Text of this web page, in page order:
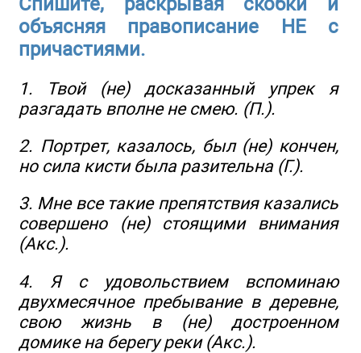
объясняя правописание НЕ с
причастиями.
1. Твой (не) досказанный упрек я
разгадать вполне не смею. (П.).
2. Портрет, казалось, был (не) кончен,
но сила кисти была разительна (Г.).
3. Мне все такие препятствия казались
совершено (не) стоящими внимания
(Акс.).
4. Я с удовольствием вспоминаю
двухмесячное пребывание в деревне,
свою жизнь в (не) достроенном
домике на берегу реки (Акс.).